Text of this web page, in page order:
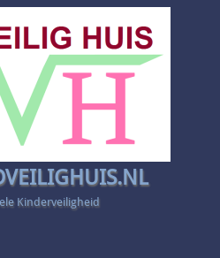
Kinderveiligheid